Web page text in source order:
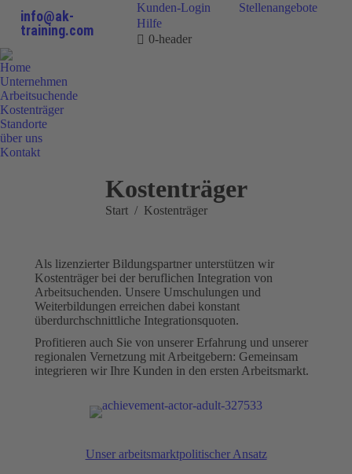
info@ak-
training.com
Kunden-Login
Stellenangebote
Hilfe
0-header
Home
Unternehmen
Arbeitsuchende
Kostenträger
Standorte
über uns
Kontakt
Kostenträger
Sie befinden sich hier:
Start Kostenträger
Als lizenzierter Bildungspartner unterstützen wir
Kostenträger bei der beruflichen Integration von
Arbeitsuchenden. Unsere Umschulungen und
Weiterbildungen erreichen dabei konstant
überdurchschnittliche Integrationsquoten.
Profitieren auch Sie von unserer Erfahrung und unserer
regionalen Vernetzung mit Arbeitgebern: Gemeinsam
integrieren wir Ihre Kunden in den ersten Arbeitsmarkt.
Unser arbeitsmarktpolitischer Ansatz